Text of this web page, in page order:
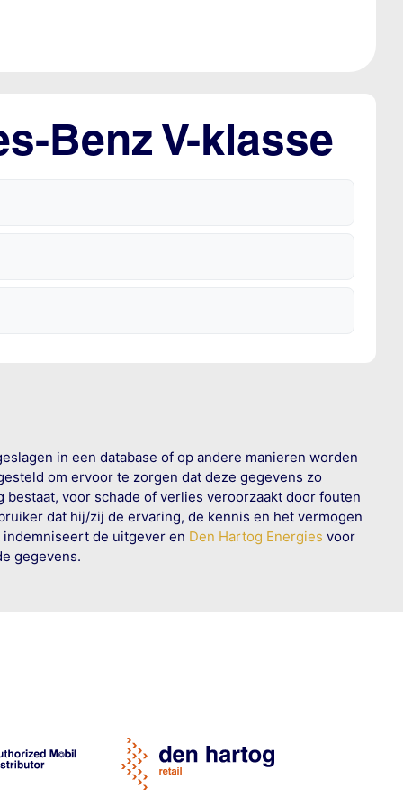
Benz V-klasse
in een database of op andere manieren worden
om ervoor te zorgen dat deze gegevens zo
voor schade of verlies veroorzaakt door fouten
dat hij/zij de ervaring, de kennis en het vermogen
de uitgever en Den Hartog Energies voor
gegevens.